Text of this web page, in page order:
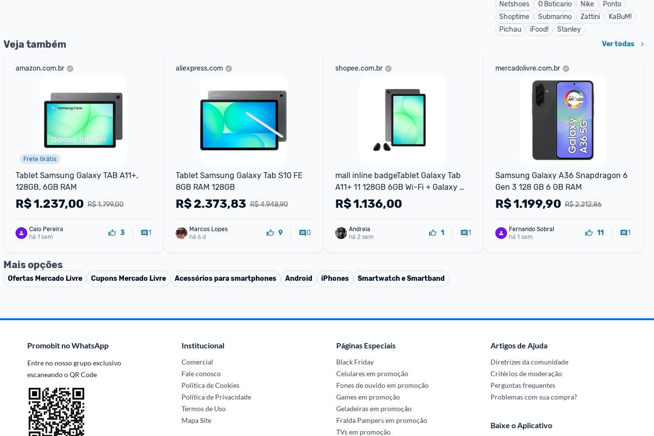
Netshoes
O Boticario Nike
Ponto
Shoptime
Submarino Zattini
KaBuM!
Pichau
iFood! Stanley
Veja também Ver todas
amazon.com.br
Frete Grátis
Tablet Samsung Galaxy TAB A11+,
128GB, 6GB RAM
R$ 1.799,00
R$1.237,00
Caio Pereira
há 1 sem
3 1
aliexpress.com
Tablet Samsung Galaxy Tab S10 FE
8GB RAM 128GB
R$ 4.948,90
R$2.373,83
Marcos Lopes
há 6 d
9 0
shopee.com.br
mall inline badgeTablet Galaxy Tab
A11+ 11 128GB 6GB Wi-Fi + Galaxy
Buds Core Bluetooth e ANC
Samsung
R$1.136,00
Andreia
há 2 sem
1 1
mercadolivre.com.br
Samsung Galaxy A36 Snapdragon 6
Gen 3 128 GB 6 GB RAM
R$ 2.212,86
R$1.199,90
Fernando Sobral
há 1 sem
11 1
Mais opções
Ofertas Mercado Livre Cupons Mercado Livre Acessórios para smartphones Android iPhones Smartwatch e Smartband
Promobit no WhatsApp
Entre no nosso grupo exclusivo
escaneando o QR Code
Institucional
Comercial
Fale conosco
Política de Cookies
Política de Privacidade
Termos de Uso
Mapa Site
Páginas Especiais
Black Friday
Celulares em promoção
Fones de ouvido em promoção
Games em promoção
Geladeiras em promoção
Fralda Pampers em promoção
TVs em promoção
Artigos de Ajuda
Diretrizes da comunidade
Critérios de moderação
Perguntas frequentes
Problemas com sua compra?
Baixe o Aplicativo